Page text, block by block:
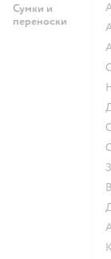
Сумки и
переноски